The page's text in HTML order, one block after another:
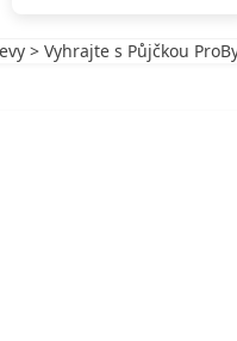
> Vyhrajte s Půjčkou